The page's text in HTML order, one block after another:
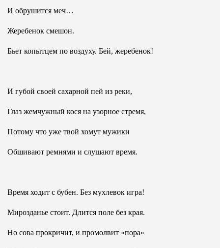
И обрушится меч…
Жеребенок смешон.
Бьет копытцем по воздуху. Бей, жеребенок!
И губой своей сахарной пей из реки,
Глаз жемчужный кося на узорное стремя,
Потому что уже твой хомут мужики
Обшивают ремнями и слушают время.
Время ходит с бубен. Без мухлевок игра!
Мирозданье стоит. Длится поле без края.
Но сова прокричит, и промолвит «пора»